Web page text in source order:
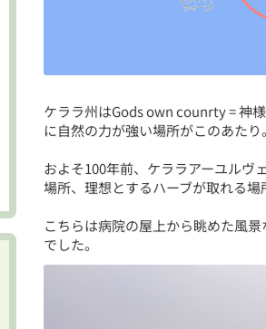
ケララ州はGods own counrty = 神
に自然の力が強い場所がこのあたり。
およそ100年前、ケララアーユルヴ
場所、理想とするハーブが取れる場
こちらは病院の屋上から眺めた風
でした。